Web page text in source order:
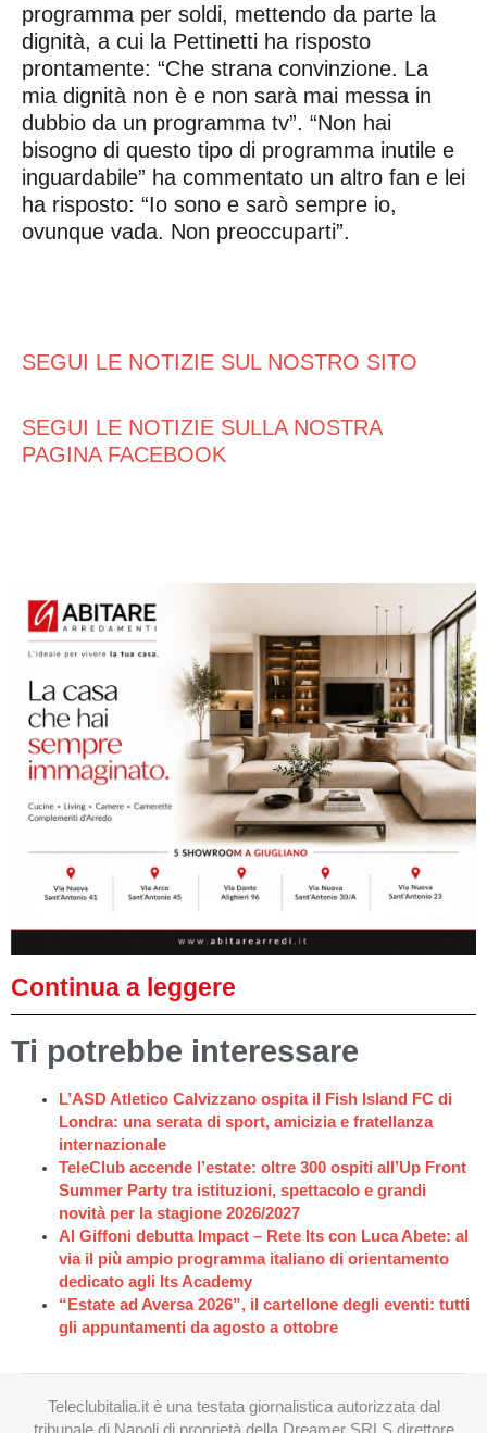
programma per soldi, mettendo da parte la
dignità, a cui la Pettinetti ha risposto
prontamente: “Che strana convinzione. La
mia dignità non è e non sarà mai messa in
dubbio da un programma tv”. “Non hai
bisogno di questo tipo di programma inutile e
inguardabile” ha commentato un altro fan e lei
ha risposto: “Io sono e sarò sempre io,
ovunque vada. Non preoccuparti”.
SEGUI LE NOTIZIE SUL NOSTRO SITO
SEGUI LE NOTIZIE SULLA NOSTRA
PAGINA FACEBOOK
Continua a leggere
Ti potrebbe interessare
L’ASD Atletico Calvizzano ospita il Fish Island FC di
Londra: una serata di sport, amicizia e fratellanza
internazionale
TeleClub accende l’estate: oltre 300 ospiti all’Up Front
Summer Party tra istituzioni, spettacolo e grandi
novità per la stagione 2026/2027
Al Giffoni debutta Impact – Rete Its con Luca Abete: al
via il più ampio programma italiano di orientamento
dedicato agli Its Academy
“Estate ad Aversa 2026”, il cartellone degli eventi: tutti
gli appuntamenti da agosto a ottobre
Teleclubitalia.it è una testata giornalistica autorizzata dal